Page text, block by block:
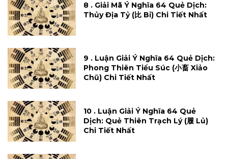
8 . Giải Mã Ý Nghĩa 64 Quẻ Dịch:
Thủy Địa Tỷ (比 Bỉ) Chi Tiết Nhất
9 . Luận Giải Ý Nghĩa 64 Quẻ Dịch:
Phong Thiên Tiểu Súc (小畜 Xiảo
Chũ) Chi Tiết Nhất
10 . Luận Giải Ý Nghĩa 64 Quẻ
Dịch: Quẻ Thiên Trạch Lý (履 Lủ)
Chi Tiết Nhất